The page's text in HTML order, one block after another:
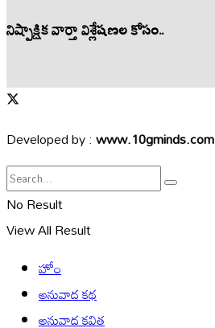
నిష్పాక్షిక వార్తా విశ్లేషణల కోసం..
Developed by :www.10gminds.com
No Result
View All Result
హోం
అనువాద కథ
అనువాద కవిత